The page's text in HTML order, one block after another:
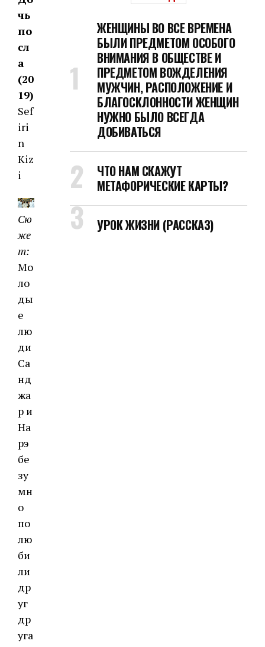
чь
по
сл
а
(20
19)
Sef
iri
n
Kiz
i
Сю
же
т:
Мо
ло
ды
е
лю
ди
Са
нд
жа
р и
На
рэ
бе
зу
мн
о
по
лю
би
ли
др
уг
др
уга
ЖЕНЩИНЫ ВО ВСЕ ВРЕМЕНА
БЫЛИ ПРЕДМЕТОМ ОСОБОГО
ВНИМАНИЯ В ОБЩЕСТВЕ И
ПРЕДМЕТОМ ВОЖДЕЛЕНИЯ
МУЖЧИН, РАСПОЛОЖЕНИЕ И
БЛАГОСКЛОННОСТИ ЖЕНЩИН
НУЖНО БЫЛО ВСЕГДА
ДОБИВАТЬСЯ
ЧТО НАМ СКАЖУТ
МЕТАФОРИЧЕСКИЕ КАРТЫ?
УРОК ЖИЗНИ (РАССКАЗ)